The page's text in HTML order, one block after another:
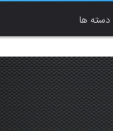
دسته ها